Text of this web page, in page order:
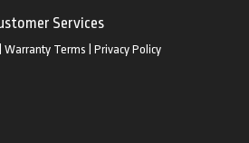
Services
Warranty Terms Privacy Policy